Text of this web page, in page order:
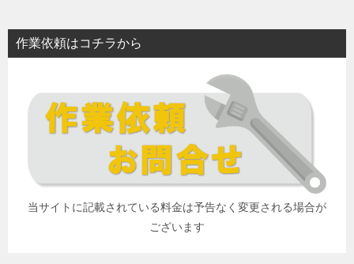
作業依頼はコチラから
当サイトに記載されている料金は予告なく変更される場合が
ございます